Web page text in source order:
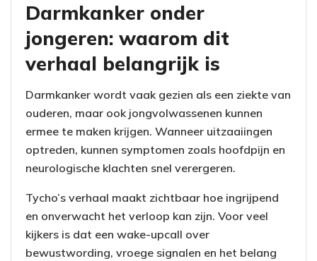
Darmkanker onder
jongeren: waarom dit
verhaal belangrijk is
Darmkanker wordt vaak gezien als een ziekte van
ouderen, maar ook jongvolwassenen kunnen
ermee te maken krijgen. Wanneer uitzaaiingen
optreden, kunnen symptomen zoals hoofdpijn en
neurologische klachten snel verergeren.
Tycho’s verhaal maakt zichtbaar hoe ingrijpend
en onverwacht het verloop kan zijn. Voor veel
kijkers is dat een wake-upcall over
bewustwording, vroege signalen en het belang